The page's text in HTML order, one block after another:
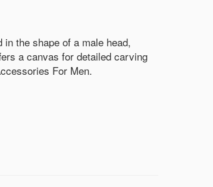
the shape of a male head,
a canvas for detailed carving
For Men.